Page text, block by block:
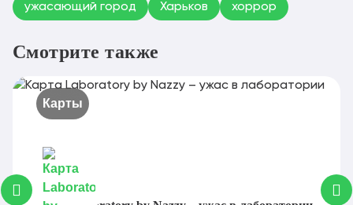
ужасающий город Харьков хоррор
Смотрите также
Карты